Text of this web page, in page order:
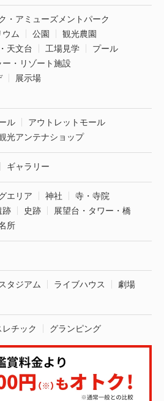
・アミューズメントパーク
ム 公園
観光農園
天文台 工場見学
プール
ー・リゾート施設
展示場
ル
アウトレットモール
光アンテナショップ
ギャラリー
エリア 神社
寺・寺院
跡 史跡
展望台・タワー・橋
所
タジアム ライブハウス
劇場
レチック グランピング